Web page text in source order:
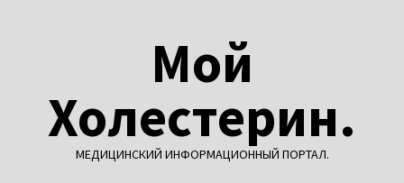
Мой
Холестерин.
МЕДИЦИНСКИЙ ИНФОРМАЦИОННЫЙ ПОРТАЛ.